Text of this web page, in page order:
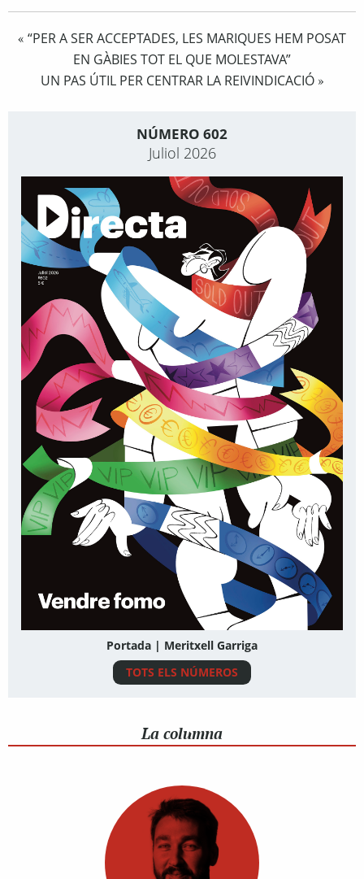
« “PER A SER ACCEPTADES, LES MARIQUES HEM POSAT
EN GÀBIES TOT EL QUE MOLESTAVA”
UN PAS ÚTIL PER CENTRAR LA REIVINDICACIÓ»
NÚMERO 602
Juliol 2026
Portada | Meritxell Garriga
TOTS ELS NÚMEROS
La columna